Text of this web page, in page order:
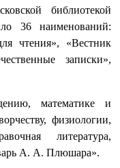
библиотекой
36 наименований:
чтения», «Вестник
записки»,
математике и
физиологии,
литература,
А. А. Плюшара».